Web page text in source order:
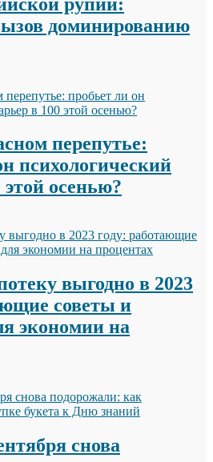
доминированию
перепутье:
психологический
этой осенью?
выгодно в 2023
советы и
экономии на
снова